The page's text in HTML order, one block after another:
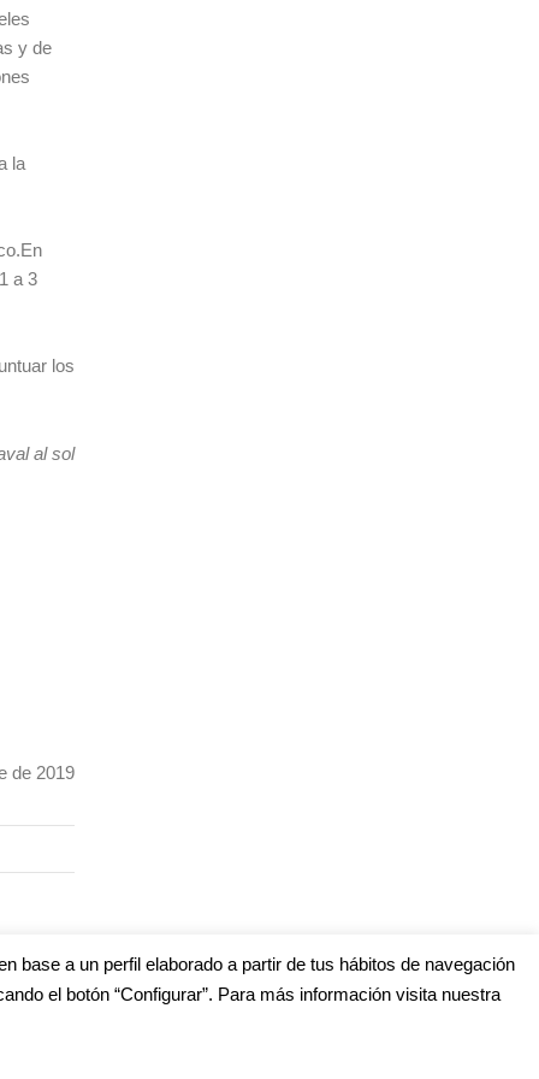
y de
la
a 3
los
al sol
de 2019
base a un perfil elaborado a partir de tus hábitos de navegación
el botón “Configurar”. Para más información visita nuestra